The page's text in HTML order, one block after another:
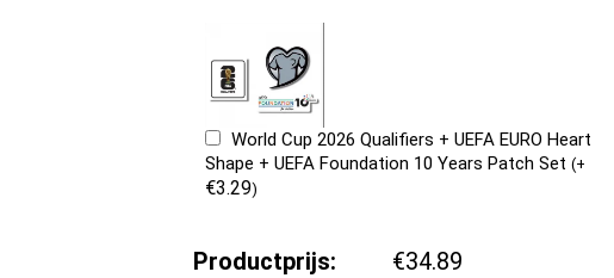
World Cup 2026 Qualifiers + UEFA EURO Heart
Shape + UEFA Foundation 10 Years Patch Set (+
€3.29)
Productprijs:
€34.89